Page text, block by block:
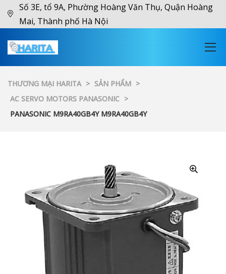
Số 3E, tổ 9A, Phường Hoàng Văn Thụ, Quận Hoàng
Mai, Thành phố Hà Nội
THƯƠNG MẠI HARITA > SẢN PHẨM >
AC SERVO MOTORS PANASONIC >
PANASONIC M9RA40GB4Y M9RA40GB4Y